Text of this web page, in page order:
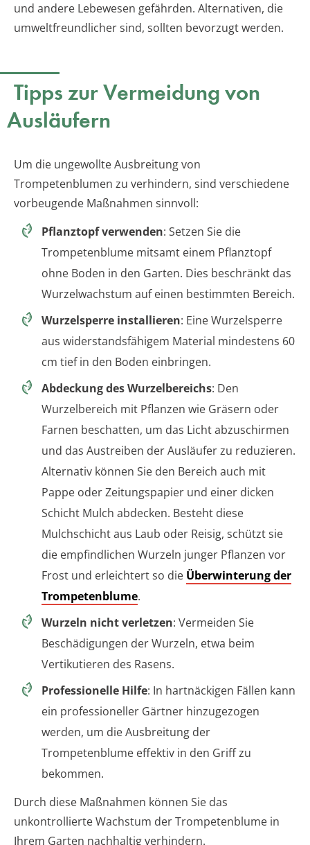
und andere Lebewesen gefährden. Alternativen, die
umweltfreundlicher sind, sollten bevorzugt werden.
Tipps zur Vermeidung von
Ausläufern
Um die ungewollte Ausbreitung von
Trompetenblumen zu verhindern, sind verschiedene
vorbeugende Maßnahmen sinnvoll:
Pflanztopf verwenden: Setzen Sie die
Trompetenblume mitsamt einem Pflanztopf
ohne Boden in den Garten. Dies beschränkt das
Wurzelwachstum auf einen bestimmten Bereich.
Wurzelsperre installieren: Eine Wurzelsperre
aus widerstandsfähigem Material mindestens 60
cm tief in den Boden einbringen.
Abdeckung des Wurzelbereichs: Den
Wurzelbereich mit Pflanzen wie Gräsern oder
Farnen beschatten, um das Licht abzuschirmen
und das Austreiben der Ausläufer zu reduzieren.
Alternativ können Sie den Bereich auch mit
Pappe oder Zeitungspapier und einer dicken
Schicht Mulch abdecken. Besteht diese
Mulchschicht aus Laub oder Reisig, schützt sie
die empfindlichen Wurzeln junger Pflanzen vor
Frost und erleichtert so die Überwinterung der
Trompetenblume.
Wurzeln nicht verletzen: Vermeiden Sie
Beschädigungen der Wurzeln, etwa beim
Vertikutieren des Rasens.
Professionelle Hilfe: In hartnäckigen Fällen kann
ein professioneller Gärtner hinzugezogen
werden, um die Ausbreitung der
Trompetenblume effektiv in den Griff zu
bekommen.
Durch diese Maßnahmen können Sie das
unkontrollierte Wachstum der Trompetenblume in
Ihrem Garten nachhaltig verhindern.